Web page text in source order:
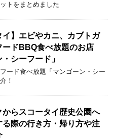
トをまとめました
イ】エビやカニ、カブトガ
ードBBQ食べ放題のお店
・シーフード」
ード食べ放題「マンゴーン・シー
！
からスコータイ歴史公園へ
る際の行き方・帰り方や注